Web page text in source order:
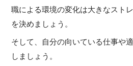
職による環境の変化は大きなスト
を決めましょう。
そして、自分の向いている仕事や
しましょう。